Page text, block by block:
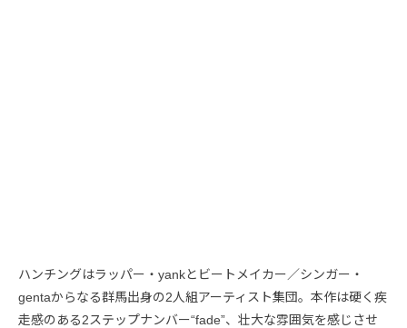
ハンチングはラッパー・yankとビートメイカー／シンガー・
gentaからなる群馬出身の2人組アーティスト集団。本作は硬く疾
走感のある2ステップナンバー“fade”、壮大な雰囲気を感じさせ